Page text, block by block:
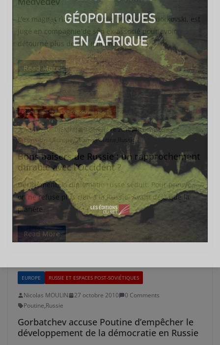
L’ex magnat russe du pétrole, Mikhail Khodorkovski, est
jugé en compagnie de son ex-associé pour avoir
détourné plus de 200 millions
Read More
RUSSIE ET ESPACES POST-SOVIÉTIQUES
Adrien TORDJEMAN 9 décembre 2010
0 Comments
Etats-Unis,Europe,Obama,Poutine , Russie
Bons baisers de Russie : un rapprochement
durable avec l’Occident ?
Décidément, la diplomatie russe séduit. Pour preuve,
on ne refuse plus rien à la Russie. Avant déjà que la
planète
Read More
EUROPE RUSSIE ET ESPACES POST-SOVIÉTIQUES
Nicolas MOULIN 27 octobre 2010
0 Comments
Poutine,Russie
Gorbatchev accuse Poutine d’empêcher le
développement de la démocratie en Russie